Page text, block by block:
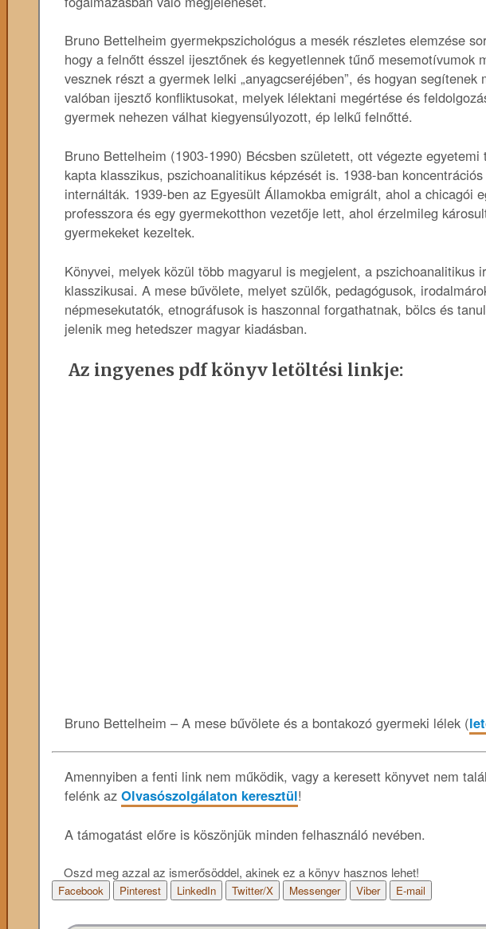
Bruno Bettelheim gyermekpszichológus a mesék részletes elemzése
hogy a felnőtt ésszel ijesztőnek és kegyetlennek tűnő mesemotívumok
vesznek részt a gyermek lelki „anyagcseréjében”, és hogyan segítenek
valóban ijesztő konfliktusokat, melyek lélektani megértése és
gyermek nehezen válhat kiegyensúlyozott, ép lelkű felnőtté.
Bruno Bettelheim (1903-1990) Bécsben született, ott végezte
kapta klasszikus, pszichoanalitikus képzését is. 1938-ban
internálták. 1939-ben az Egyesült Államokba emigrált, ahol a chicagói
professzora és egy gyermekotthon vezetője lett, ahol érzelmileg
gyermekeket kezeltek.
Könyvei, melyek közül több magyarul is megjelent, a pszichoanalitikus
klasszikusai. A mese bűvölete, melyet szülők, pedagógusok,
népmesekutatók, etnográfusok is haszonnal forgathatnak, bölcs és
jelenik meg hetedszer magyar kiadásban.
Az ingyenes pdf könyv letöltési linkje:
Bruno Bettelheim – A mese bűvölete és a bontakozó gyermeki lélek (
Amennyiben a fenti link nem működik, vagy a keresett könyvet nem
felénk az Olvasószolgálaton keresztül!
A támogatást előre is köszönjük minden felhasználó nevében.
Oszd meg azzal az ismerősöddel, akinek ez a könyv hasznos lehet!
Facebook Pinterest LinkedIn Twitter/X Messenger Viber E-mail